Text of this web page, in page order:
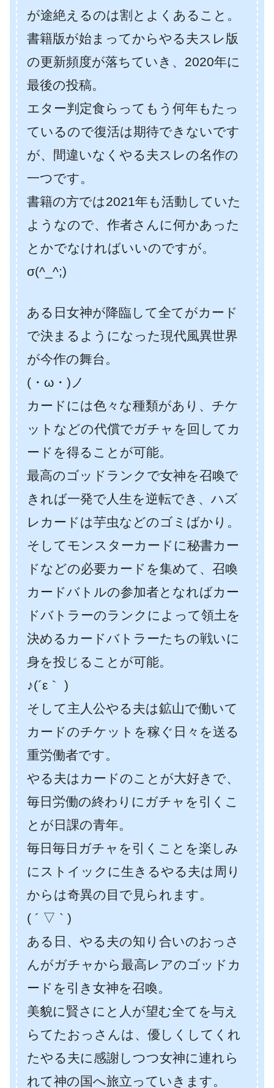
が途絶えるのは割とよくあること。
書籍版が始まってからやる夫スレ版
の更新頻度が落ちていき、2020年に
最後の投稿。
エター判定食らってもう何年もたっ
ているので復活は期待できないです
が、間違いなくやる夫スレの名作の
一つです。
書籍の方では2021年も活動していた
ようなので、作者さんに何かあった
とかでなければいいのですが。
σ(^_^;)
ある日女神が降臨して全てがカード
で決まるようになった現代風異世界
が今作の舞台。
(・ω・)ノ
カードには色々な種類があり、チケ
ットなどの代償でガチャを回してカ
ードを得ることが可能。
最高のゴッドランクで女神を召喚で
きれば一発で人生を逆転でき、ハズ
レカードは芋虫などのゴミばかり。
そしてモンスターカードに秘書カー
ドなどの必要カードを集めて、召喚
カードバトルの参加者となればカー
ドバトラーのランクによって領土を
決めるカードバトラーたちの戦いに
身を投じることが可能。
♪(´ε｀ )
そして主人公やる夫は鉱山で働いて
カードのチケットを稼ぐ日々を送る
重労働者です。
やる夫はカードのことが大好きで、
毎日労働の終わりにガチャを引くこ
とが日課の青年。
毎日毎日ガチャを引くことを楽しみ
にストイックに生きるやる夫は周り
からは奇異の目で見られます。
( ´ ▽ ` )
ある日、やる夫の知り合いのおっさ
んがガチャから最高レアのゴッドカ
ードを引き女神を召喚。
美貌に賢さにと人が望む全てを与え
らてたおっさんは、優しくしてくれ
たやる夫に感謝しつつ女神に連れら
れて神の国へ旅立っていきます。